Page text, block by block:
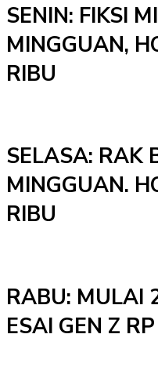
SENIN: FIKSI
MINGGUAN,
RIBU
SELASA: RAK
MINGGUAN.
RIBU
RABU: MULAI
ESAI GEN Z